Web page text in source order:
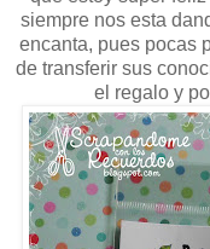
siempre nos esta
encanta, pues pocas
de transferir sus
el regalo y